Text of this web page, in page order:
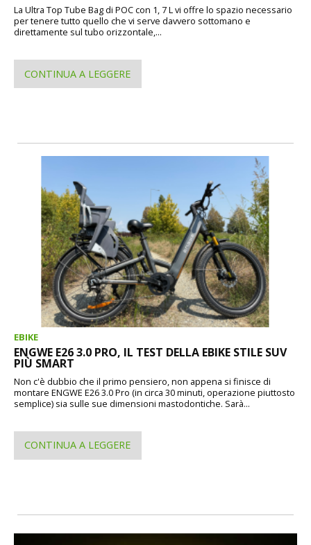
La Ultra Top Tube Bag di POC con 1, 7 L vi offre lo spazio necessario
per tenere tutto quello che vi serve davvero sottomano e
direttamente sul tubo orizzontale,...
CONTINUA A LEGGERE
EBIKE
ENGWE E26 3.0 PRO, IL TEST DELLA EBIKE STILE SUV
PIÙ SMART
Non c'è dubbio che il primo pensiero, non appena si finisce di
montare ENGWE E26 3.0 Pro (in circa 30 minuti, operazione piuttosto
semplice) sia sulle sue dimensioni mastodontiche. Sarà...
CONTINUA A LEGGERE